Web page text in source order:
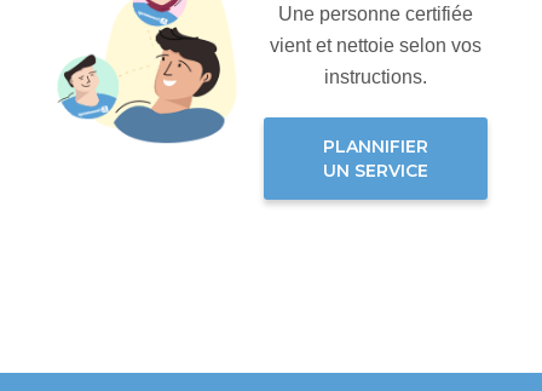
Une personne certifiée
vient et nettoie selon vos
instructions.
PLANNIFIER
UN SERVICE